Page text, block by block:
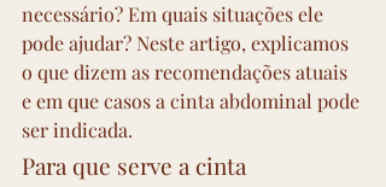
necessário? Em quais situações ele
pode ajudar? Neste artigo, explicamos
o que dizem as recomendações atuais
e em que casos a cinta abdominal pode
ser indicada.
Para que serve a cinta